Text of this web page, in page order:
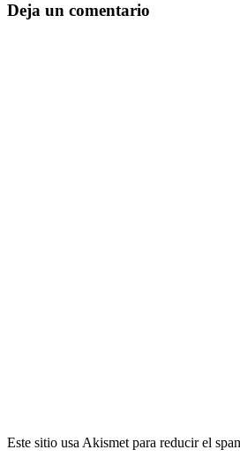
Deja un comentario
Este sitio usa Akismet para reducir el